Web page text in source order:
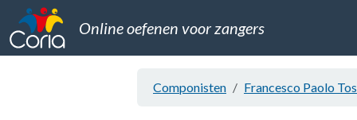
Online oefenen voor zangers
Componisten Francesco Paolo